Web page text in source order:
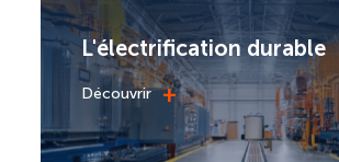
L'électrification durable
Découvrir +